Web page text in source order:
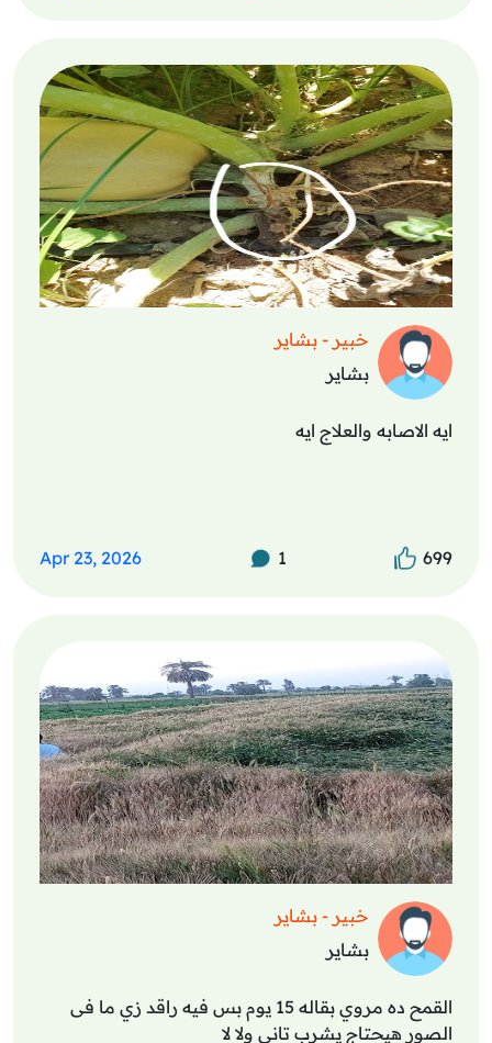
خبير - بشاير
بشاير
ايه الاصابه والعلاج ايه
699
1
Apr 23, 2026
خبير - بشاير
بشاير
القمح ده مروي بقاله 15 يوم بس فيه راقد زي ما فى
الصور هيحتاج يشرب تانى ولا لا